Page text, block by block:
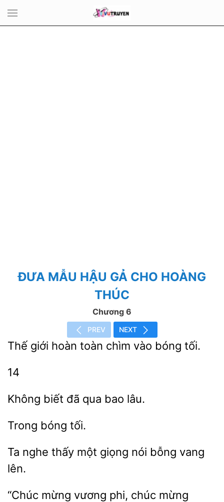
ĐƯA MẪU HẬU GẢ CHO HOÀNG
THÚC
Chương 6
PREV NEXT
Thế giới toàn bóng tối.
14
Không biết lâu.
Ta nghe thấy một nói bỗng
“Chúc mừng vương
chúc mừng